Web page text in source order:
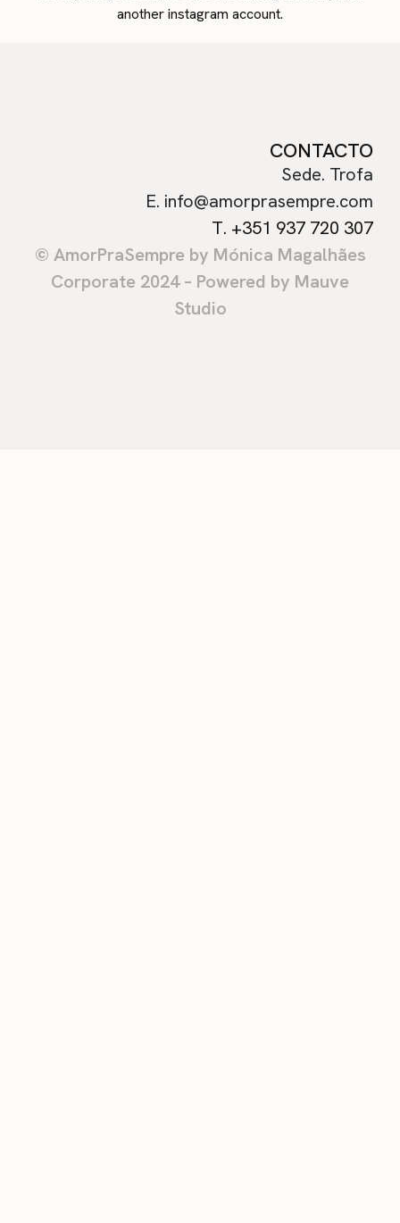
another instagram account.
CONTACTO
Sede. Trofa
E. info@amorprasempre.com
T. +351 937 720 307
© AmorPraSempre by Mónica Magalhães
Corporate 2024 – Powered by Mauve
Studio